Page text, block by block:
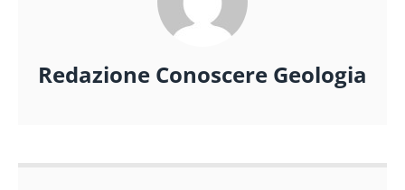
Redazione Conoscere Geologia